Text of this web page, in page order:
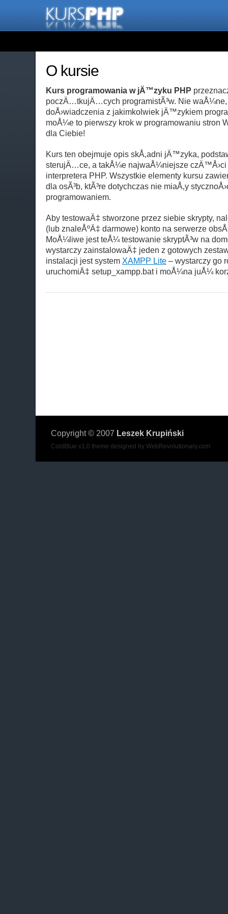
O kursie
Kurs programowania w jÄ™zyku PHP
poczÄ…tkujÄ…cych programistÃ³w. Nie waÅ¼ne,
doÅ›wiadczenia z jakimkolwiek jÄ™zykiem
moÅ¼e to pierwszy krok w programowaniu stron
dla Ciebie!
Kurs ten obejmuje opis skÅ‚adni jÄ™zyka,
sterujÄ…ce, a takÅ¼e najwaÅ¼niejsze czÄ™Å›ci
interpretera PHP. Wszystkie elementy kursu
dla osÃ³b, ktÃ³re dotychczas nie miaÅ‚y
programowaniem.
Aby testowaÄ‡ stworzone przez siebie skrypty,
(lub znaleÅºÄ‡ darmowe) konto na serwerze
MoÅ¼liwe jest teÅ¼ testowanie skryptÃ³w na
wystarczy zainstalowaÄ‡ jeden z gotowych
instalacji jest system XAMPP Lite – wystarczy go
uruchomiÄ‡ setup_xampp.bat i moÅ¼na juÅ¼
Copyright © 2007 Leszek Krupiński
ColdBlue v1.0 theme designed by WebRevolutionary.com